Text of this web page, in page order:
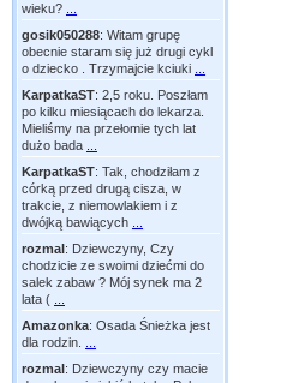
wieku?
gosik050288: Witam grupę
obecnie staram się już drugi cykl
o dziecko . Trzymajcie kciuki
KarpatkaST: 2,5 roku. Poszłam
po kilku miesiącach do lekarza.
Mieliśmy na przełomie tych lat
dużo bada
KarpatkaST: Tak, chodziłam z
córką przed drugą cisza, w
trakcie, z niemowlakiem i z
dwójką bawiących
rozmal: Dziewczyny, Czy
chodzicie ze swoimi dziećmi do
salek zabaw ? Mój synek ma 2
lata (
Amazonka: Osada Śnieżka jest
dla rodzin.
rozmal: Dziewczyny czy macie